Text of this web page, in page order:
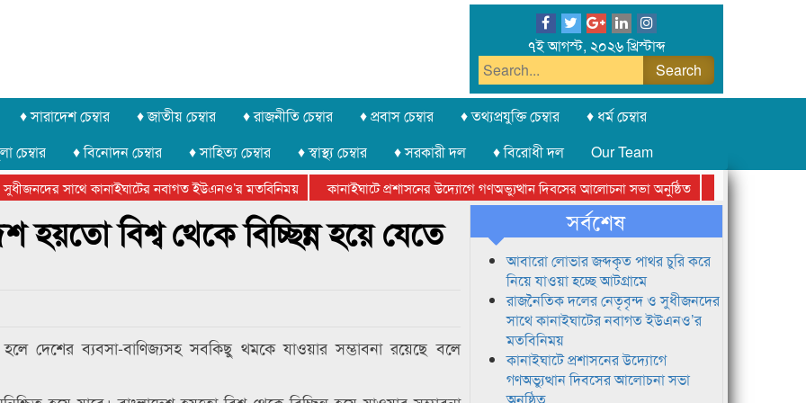
৭ই আগস্ট, ২০২৬ খ্রিস্টাব্দ
♦ সারাদেশ চেম্বার ♦ জাতীয় চেম্বার ♦ রাজনীতি চেম্বার ♦ প্রবাস চেম্বার ♦ তথ্যপ্রযুক্তি চেম্বার
♦ ধর্ম চেম্বার
চেম্বার ♦ বিনোদন চেম্বার ♦ সাহিত্য চেম্বার ♦ স্বাস্থ্য চেম্বার ♦ সরকারী দল ♦ বিরোধী দল
Our Team
সাথে কানাইঘাটের নবাগত ইউএনও’র মতবিনিময় কানাইঘাটে প্রশাসনের উদ্যোগে গণঅভ্যুত্থান দিবসের আলোচনা সভা অনুষ্ঠিত
সিলেট অনলাইন
ফেডারেশানের বিভাগীয় অভিনয় কর্মশালা সম্পন্ন
হয়তো বিশ্ব থেকে বিচ্ছিন্ন হয়ে যেতে
দেশের ব্যবসা-বাণিজ্যসহ সবকিছু থমকে যাওয়ার সম্ভাবনা রয়েছে বলে
সর্বশেষ
আবারো লোভার জব্দকৃত পাথর চুরি করে
নিয়ে যাওয়া হচ্ছে আটগ্রামে
রাজনৈতিক দলের নেতৃবৃন্দ ও সুধীজনদের
সাথে কানাইঘাটের নবাগত ইউএনও’র
মতবিনিময়
কানাইঘাটে প্রশাসনের উদ্যোগে
গণঅভ্যুত্থান দিবসের আলোচনা সভা